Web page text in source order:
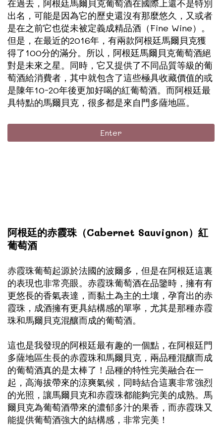
在過去，阿根廷馬爾貝克葡萄酒在國際上還不是特別
出名，可能是因為它的歷史還沒有那麼悠久，又或者
是在之前它也從未被定義成精品酒（Fine Wine）。
但是，在最近的2016年，有兩款阿根廷馬爾貝克獲
得了100分的滿分。所以，阿根廷馬爾貝克葡萄酒絕
對是未來之星。同時，它又提供了不同品質等級的葡
萄酒給消費者，其中就包含了這些極具收藏價值的或
是陳年10-20年後更加好喝的紅葡萄酒。而阿根廷最
具特點的馬爾貝克，很多都是來自門多薩地區。
Enter
阿根廷的赤霞珠（Cabernet Sauvignon）紅
葡萄酒
赤霞珠葡萄起源於法國的波爾多，但是在阿根廷這裏
的表現也非常亮眼。赤霞珠葡萄酒在品鑒時，擁有有
更悠長的香氣表達，而黏土為主的土壤，孕育出的赤
霞珠，成酒擁有更具結構感的單寧，尤其是那種赤霞
珠和馬爾貝克混釀而成的葡萄酒。
這也是我發現的阿根廷最有趣的一個點，在阿根廷門
多薩地區生長的赤霞珠和馬爾貝克，兩品種混釀而成
的葡萄酒真的是太棒了！品種的特性完美融合在一
起，高海拔帶來的涼爽氣候，同時結合這裏非常強烈
的光照，讓馬爾貝克和赤霞珠都能夠完美的成熟。馬
爾貝克為葡萄酒帶來的濃郁多汁的果香，而赤霞珠又
能提供葡萄酒強大的結構感，非常完美！